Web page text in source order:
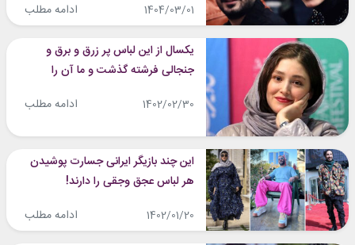
1404/03/01 ادامه مطلب
یکسال از این لباس پر زرق و برق و
جنجالی فرشته گذشت و ما آن را
1402/02/30 ادامه مطلب
این چند بازیگر ایرانی جسارت پوشیدن
هر لباس عجق وجقی را دارند!
1402/01/20 ادامه مطلب